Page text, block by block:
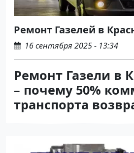
Ремонт Газелей в
16 сентября 2025 - 13:34
Ремонт Газели в
– почему 50%
транспорта
сервис после